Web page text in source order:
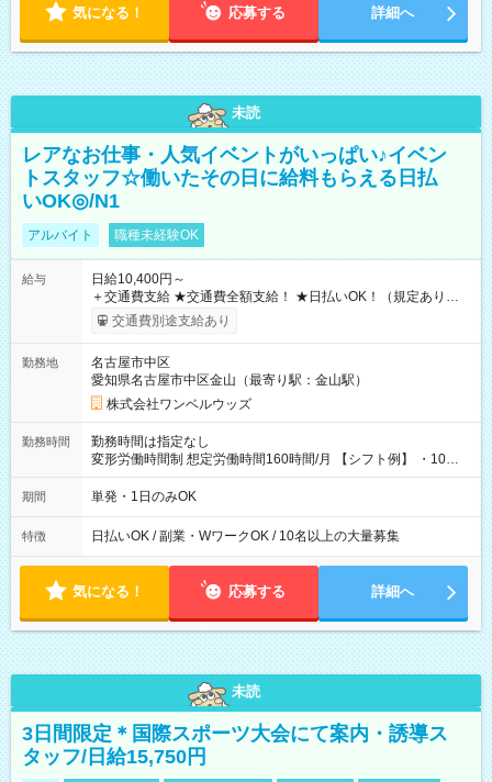
気になる！ 応募する 詳細へ
未読
レアなお仕事・人気イベントがいっぱい♪イベン
トスタッフ☆働いたその日に給料もらえる日払
いOK◎/N1
アルバイト 職種未経験OK
給与
日給10,400円～
＋交通費支給 ★交通費全額支給！ ★日払いOK！（規定あり） ┗
働いたその日に現金GET♪ お仕事後はコンビニATMから 日払
交通費別途支給あり
勤務地
名古屋市中区
愛知県名古屋市中区金山（最寄り駅：金山駅）
株式会社ワンベルウッズ
勤務時間
勤務時間は指定なし
変形労働時間制 想定労働時間160時間/月 【シフト例】 ・10：
00～20：00
期間 単発・1日のみOK
特徴 日払いOK / 副業・WワークOK / 10名以上の大量募集
気になる！ 応募する 詳細へ
未読
3日間限定＊国際スポーツ大会にて案内・誘導ス
タッフ/日給15,750円